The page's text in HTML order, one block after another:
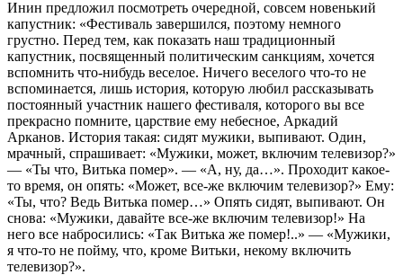
Инин предложил посмотреть очередной, совсем новенький
капустник: «Фестиваль завершился, поэтому немного
грустно. Перед тем, как показать наш традиционный
капустник, посвященный политическим санкциям, хочется
вспомнить что-нибудь веселое. Ничего веселого что-то не
вспоминается, лишь история, которую любил рассказывать
постоянный участник нашего фестиваля, которого вы все
прекрасно помните, царствие ему небесное, Аркадий
Арканов. История такая: сидят мужики, выпивают. Один,
мрачный, спрашивает: «Мужики, может, включим телевизор?»
— «Ты что, Витька помер». — «А, ну, да…». Проходит какое-
то время, он опять: «Может, все-же включим телевизор?» Ему:
«Ты, что? Ведь Витька помер…» Опять сидят, выпивают. Он
снова: «Мужики, давайте все-же включим телевизор!» На
него все набросились: «Так Витька же помер!..» — «Мужики,
я что-то не пойму, что, кроме Витьки, некому включить
телевизор?».